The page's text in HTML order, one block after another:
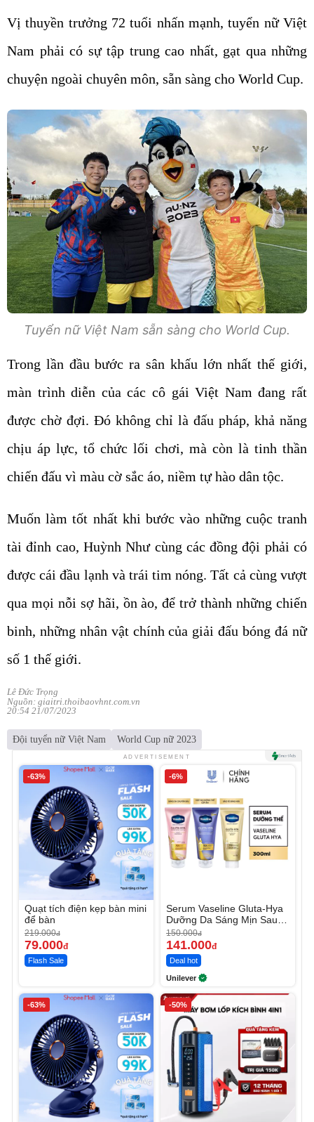
Vị thuyền trưởng 72 tuổi nhấn mạnh, tuyển nữ Việt
Nam phải có sự tập trung cao nhất, gạt qua những
chuyện ngoài chuyên môn, sẵn sàng cho World Cup.
Tuyển nữ Việt Nam sẵn sàng cho World Cup.
Trong lần đầu bước ra sân khấu lớn nhất thế giới,
màn trình diễn của các cô gái Việt Nam đang rất
được chờ đợi. Đó không chỉ là đấu pháp, khả năng
chịu áp lực, tổ chức lối chơi, mà còn là tinh thần
chiến đấu vì màu cờ sắc áo, niềm tự hào dân tộc.
Muốn làm tốt nhất khi bước vào những cuộc tranh
tài đỉnh cao, Huỳnh Như cùng các đồng đội phải có
được cái đầu lạnh và trái tim nóng. Tất cả cùng vượt
qua mọi nỗi sợ hãi, ồn ào, để trở thành những chiến
binh, những nhân vật chính của giải đấu bóng đá nữ
số 1 thế giới.
Lê Đức Trọng
Nguồn: giaitri.thoibaovhnt.com.vn
20:54 21/07/2023
Đội tuyển nữ Việt Nam World Cup nữ 2023
ADVERTISEMENT
-63%
Quạt tích điện kẹp bàn mini
để bàn
219.000đ
79.000đ
Flash Sale
-6%
Serum Vaseline Gluta-Hya
Dưỡng Da Sáng Mịn Sau 7
Ngày
150.000đ
141.000đ
Deal hot
Unilever
-63% -50%